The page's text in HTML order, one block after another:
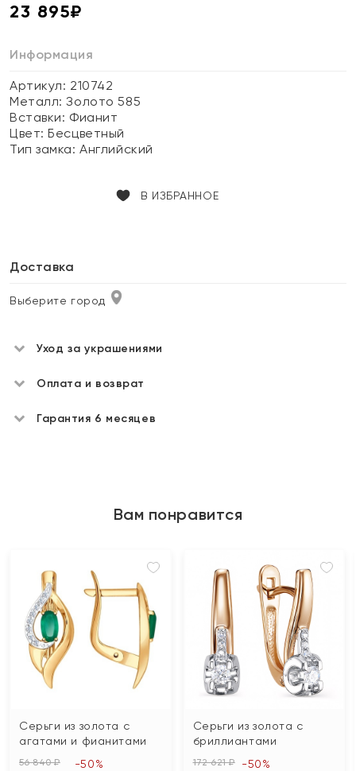
23 895₽
Информация
Артикул: 210742
Металл:Золото 585
Вставки: Фианит
Цвет:Бесцветный
Тип замка:Английский
В ИЗБРАННОЕ
Доставка
Выберите город
Уход за украшениями
Оплата и возврат
Гарантия 6 месяцев
Вам понравится
Серьги из золота с
агатами и фианитами
56 840 ₽ -50%
Серьги из золота с
бриллиантами
172 621 ₽ -50%